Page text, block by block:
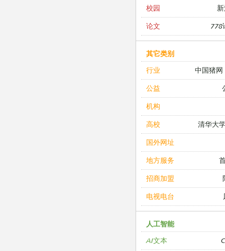
校园
论文 778
其它类别
行业
中国猪网
公益
机构
高校 清华大
国外网址
地方服务
招商加盟
电视电台
人工智能
AI文本